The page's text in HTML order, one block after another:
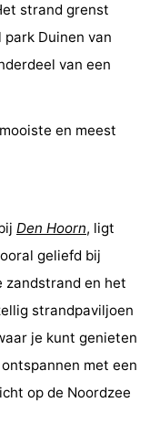
strand grenst
Duinen van
van een
en meest
Den Hoorn, ligt
geliefd bij
zandstrand en het
strandpaviljoen
je kunt genieten
met een
op de Noordzee